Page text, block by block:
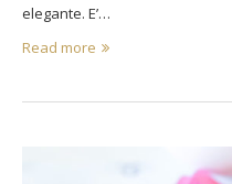
elegante. E’…
Read more